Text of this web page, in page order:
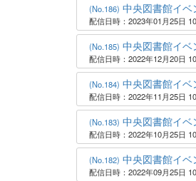
(No.186) 中央図書館イベ
配信日時：2023年01月25日
(No.185) 中央図書館イベ
配信日時：2022年12月20日
(No.184) 中央図書館イベ
配信日時：2022年11月25日
(No.183) 中央図書館イベ
配信日時：2022年10月25日
(No.182) 中央図書館イベ
配信日時：2022年09月25日